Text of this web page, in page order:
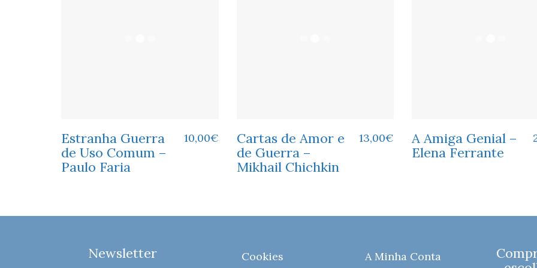
Estranha Guerra
de Uso Comum –
Paulo Faria
10,00€
Cartas de Amor e
de Guerra –
Mikhail Chichkin
13,00€
A Amiga Genial –
Elena Ferrante
Newsletter Cookies A Minha Conta